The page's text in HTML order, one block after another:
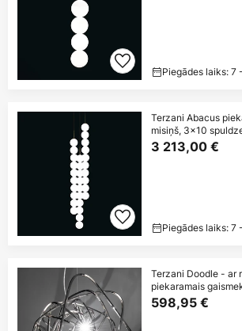
Piegādes laiks: 7
Terzani Abacus
misiņš, 3x10
3 213,00 €
Piegādes laiks: 7
Terzani Doodle - ar
piekaramais
598,95 €